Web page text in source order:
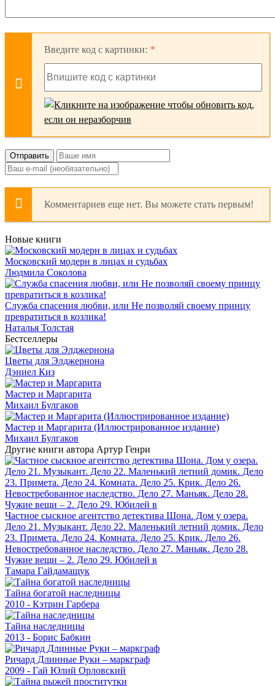
Введите код с картинки:
Отправить
Комментариев еще нет. Вы можете стать первым!
Новые книги
Московский модерн в лицах и судьбах
Людмила Соколова
Служба спасения любви, или Не позволяй своему принцу
превратиться в козлика!
Наталья Толстая
Бестселлеры
Цветы для Элджернона
Дэниел Киз
Мастер и Маргарита
Михаил Булгаков
Мастер и Маргарита (Иллюстрированное издание)
Михаил Булгаков
Другие книги автора Артур Генри
Частное сыскное агентство детектива Шона. Дом у озера.
Дело 21. Музыкант. Дело 22. Маленький летний домик. Дело
23. Примета. Дело 24. Комната. Дело 25. Крик. Дело 26.
Невостребованное наследство. Дело 27. Маньяк. Дело 28.
Чужие вещи – 2. Дело 29. Юбилей в
Тамара Гайдамащук
Тайна богатой наследницы
2010 - Кэтрин Гарбера
Тайна наследницы
2013 - Борис Бабкин
Ричард Длинные Руки – маркграф
2009 - Гай Юлий Орловский